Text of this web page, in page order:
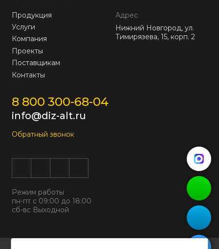
Продукция
Услуги
Компания
Проекты
Поставщикам
Контакты
Адрес
Нижний Новгород, ул.
Тимирязева, 15, корп. 2
8 800 300-68-04
info@diz-alt.ru
Обратный звонок
Режим работы
пн-пт с 09:00 до 18:00
сб-вс Выходной